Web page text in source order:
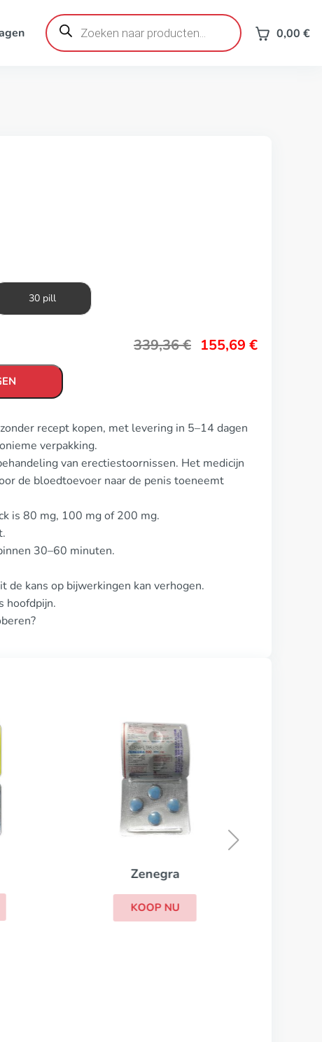
Producten
zoeken 0,00 €
30 pill
339,36€ 155,69 €
recept kopen, met levering in 5–14 dagen
verpakking.
van erectiestoornissen. Het medicijn
de bloedtoevoer naar de penis toeneemt
is 80 mg, 100 mg of 200 mg.
30–60 minuten.
de kans op bijwerkingen kan verhogen.
hoofdpijn.
Zenegra
KOOP NU